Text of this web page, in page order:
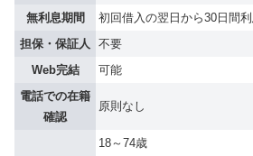
無利息期間
初回借入の翌日から30日間
担保・保証人
不要
Web完結
可能
電話での在籍
確認
原則なし
18～74歳